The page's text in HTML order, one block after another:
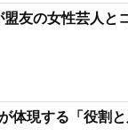
盟友の女性芸人
体現する「役割